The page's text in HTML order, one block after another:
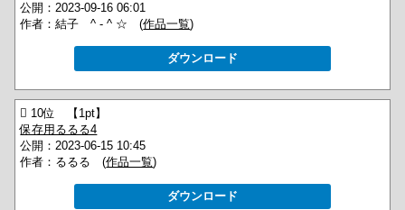
公開：2023-09-16 06:01
作者：結子 ^ - ^ ☆ (作品一覧)
ダウンロード
 10位 【1pt】
保存用るるる4
公開：2023-06-15 10:45
作者：るるる (作品一覧)
ダウンロード